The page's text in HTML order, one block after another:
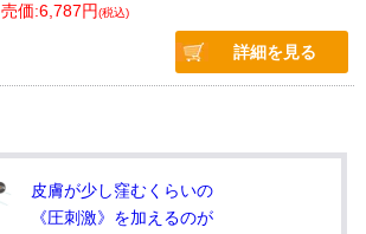
売価:6,787円(税込)
詳細を見る
皮膚が少し窪むくらいの
《圧刺激》を加えるのが